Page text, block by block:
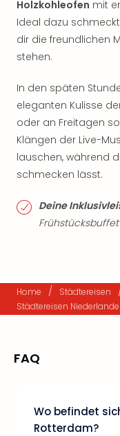
Holzkohleofen mit
Ideal dazu
dir die freundlichen
stehen.
In den späten
eleganten Kulisse
oder an Freitagen
Klängen der Live-
lauschen, während
schmecken lässt.
Deine
Home / Städtereisen
Städtereisen Niederlande
FAQ
Wo befindet
Rotterdam?